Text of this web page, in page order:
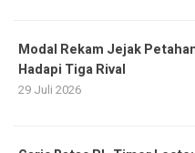
Modal Rekam Jejak
Hadapi Tiga Rival
29 Juli 2026